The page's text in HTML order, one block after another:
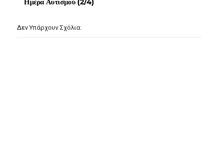
Δεν Υπάρχουν Σχόλια: